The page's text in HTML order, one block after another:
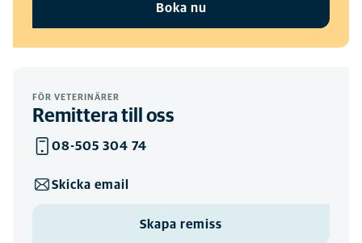
Boka nu
FÖR VETERINÄRER
Remittera till oss
08-505 304 74
Skicka email
Skapa remiss